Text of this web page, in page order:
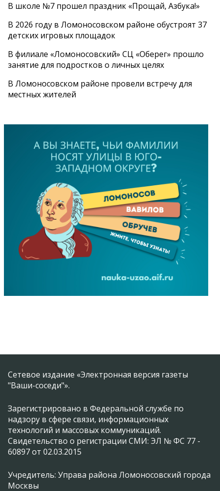
В школе №7 прошел праздник «Прощай, Азбука!»
В 2026 году в Ломоносовском районе обустроят 37
детских игровых площадок
В филиале «Ломоносовский» СЦ «Оберег» прошло
занятие для подростков о личных целях
В Ломоносовском районе провели встречу для
местных жителей
Сетевое издание «Электронная версия газеты
"Ваши-соседи"».
Зарегистрировано в Федеральной службе по
надзору в сфере связи, информационных
технологий и массовых коммуникаций.
Свидетельство о регистрации СМИ: ЭЛ № ФС 77 -
60897 от 02.03.2015
Учредитель: Управа района Ломоносовский города
Москвы